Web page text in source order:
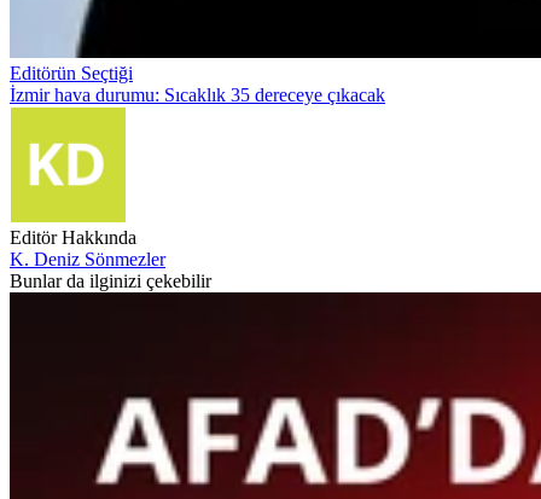
Editörün Seçtiği
İzmir hava durumu: Sıcaklık 35 dereceye çıkacak
Editör Hakkında
K. Deniz Sönmezler
Bunlar da ilginizi çekebilir